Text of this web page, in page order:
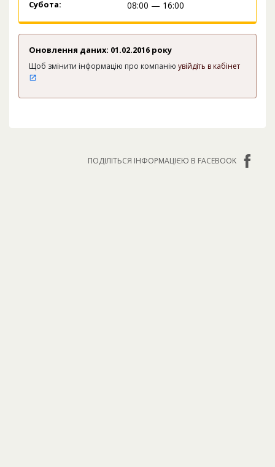
Субота: 08:00 — 16:00
Оновлення даних: 01.02.2016 року
Щоб змінити інформацію про компанію увійдіть в кабінет
ПОДІЛІТЬСЯ ІНФОРМАЦІЄЮ В FACEBOOK